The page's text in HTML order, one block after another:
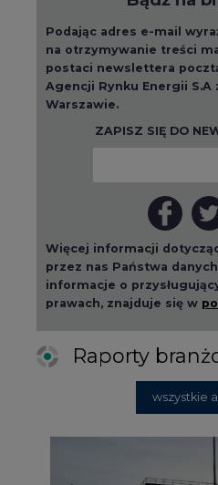
Podając adres e-mail
na otrzymywanie treści
postaci newslettera
Agencji Rynku Energii S.A
Warszawie.
ZAPISZ SIĘ DO
Więcej informacji
przez nas Państwa
informacje o
prawach, znajduje się w
Raporty
wszystkie